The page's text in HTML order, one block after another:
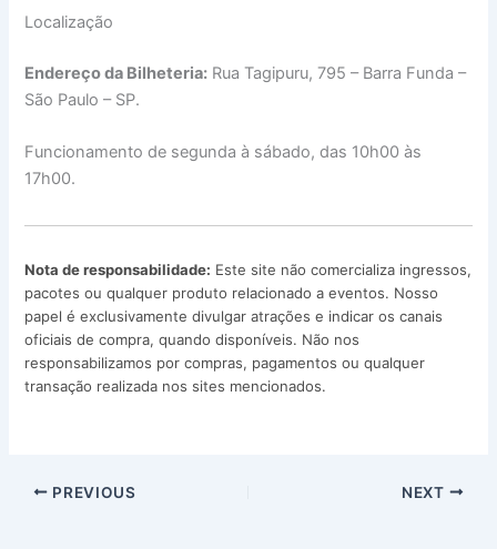
Localização
Endereço da Bilheteria: Rua Tagipuru, 795 – Barra Funda –
São Paulo – SP.
Funcionamento de segunda à sábado, das 10h00 às
17h00.
Nota de responsabilidade: Este site não comercializa ingressos,
pacotes ou qualquer produto relacionado a eventos. Nosso
papel é exclusivamente divulgar atrações e indicar os canais
oficiais de compra, quando disponíveis. Não nos
responsabilizamos por compras, pagamentos ou qualquer
transação realizada nos sites mencionados.
PREVIOUS NEXT